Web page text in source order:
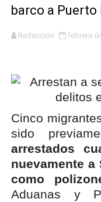
barco a Puerto
Redacción febrero
Cinco
sido
arrestados
nuevamente a
como
Aduanas y